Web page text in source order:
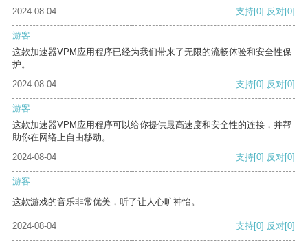
2024-08-04 支持[0] 反对[0]
游客
这款加速器VPM应用程序已经为我们带来了无限的流畅体验和安全性保
护。
2024-08-04
支持[0] 反对[0]
游客
这款加速器VPM应用程序可以给你提供最高速度和安全性的连接，并帮
助你在网络上自由移动。
2024-08-04
支持[0] 反对[0]
游客
这款游戏的音乐非常优美，听了让人心旷神怡。
2024-08-04 支持[0] 反对[0]